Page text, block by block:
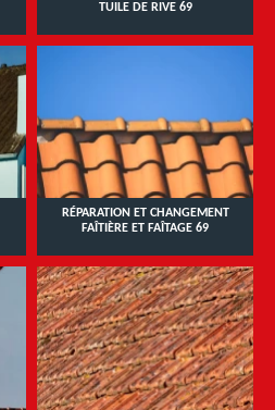
TUILE DE RIVE 69
RÉPARATION ET CHANGEMENT
FAÎTIÈRE ET FAÎTAGE 69